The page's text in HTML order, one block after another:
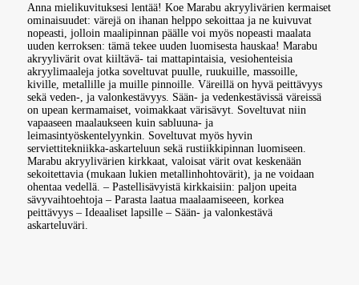
Anna mielikuvituksesi lentää! Koe Marabu akryylivärien kermaiset
ominaisuudet: värejä on ihanan helppo sekoittaa ja ne kuivuvat
nopeasti, jolloin maalipinnan päälle voi myös nopeasti maalata
uuden kerroksen: tämä tekee uuden luomisesta hauskaa! Marabu
akryylivärit ovat kiiltävä- tai mattapintaisia, vesiohenteisia
akryylimaaleja jotka soveltuvat puulle, ruukuille, massoille,
kiville, metallille ja muille pinnoille. Väreillä on hyvä peittävyys
sekä veden-, ja valonkestävyys. Sään- ja vedenkestävissä väreissä
on upean kermamaiset, voimakkaat värisävyt. Soveltuvat niin
vapaaseen maalaukseen kuin sabluuna- ja
leimasintyöskentelyynkin. Soveltuvat myös hyvin
serviettitekniikka-askarteluun sekä rustiikkipinnan luomiseen.
Marabu akryylivärien kirkkaat, valoisat värit ovat keskenään
sekoitettavia (mukaan lukien metallinhohtovärit), ja ne voidaan
ohentaa vedellä. – Pastellisävyistä kirkkaisiin: paljon upeita
sävyvaihtoehtoja – Parasta laatua maalaamiseeen, korkea
peittävyys – Ideaaliset lapsille – Sään- ja valonkestävä
askarteluväri.